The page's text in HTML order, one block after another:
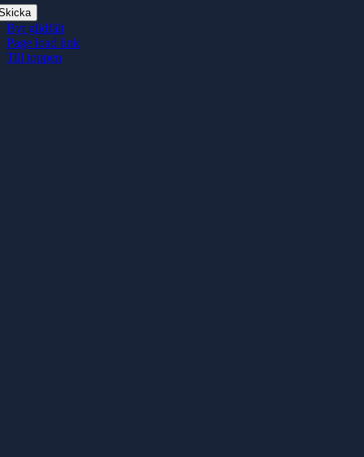
Byt glidfält
Page load link
Till toppen